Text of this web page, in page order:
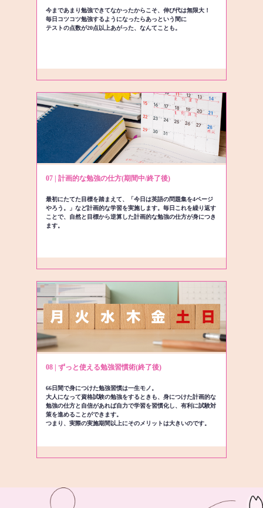
今まであまり勉強できてなかったからこそ、伸び代は無限大！
毎日コツコツ勉強するようになったらあっという間に
テストの点数が20点以上あがった、なんてことも。
07 | 計画的な勉強の仕方(期間中/終了後)
最初にたてた目標を踏まえて、「今日は英語の問題集を4ページ
やろう。」など計画的な学習を実施します。毎日これを繰り返す
ことで、自然と目標から逆算した計画的な勉強の仕方が身につき
ます。
08 | ずっと使える勉強習慣術(終了後)
66日間で身につけた勉強習慣は一生モノ。
大人になって資格試験の勉強をするときも、身につけた計画的な
勉強の仕方と自信があれば自力で学習を習慣化し、有利に試験対
策を進めることができます。
つまり、実際の実施期間以上にそのメリットは大きいのです。